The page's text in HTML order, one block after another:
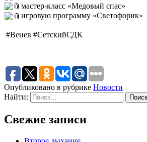
мастер-класс «Медовый спас»
игровую программу «Светофорик»
#Венев #СетскийСДК
Опубликовано в рубрике Новости
Найти:
Свежие записи